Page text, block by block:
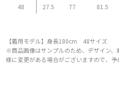
48
27.5 77 81.5
【着用モデル】身長180cm 48サイズ
※商品画像はサンプルのため、デザイン
様に変更がある場合がございますので、予